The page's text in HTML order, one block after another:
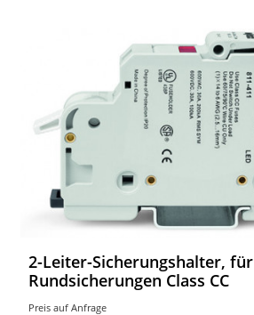
2-Leiter-Sicherungshalter, für
Rundsicherungen Class CC
Preis auf Anfrage